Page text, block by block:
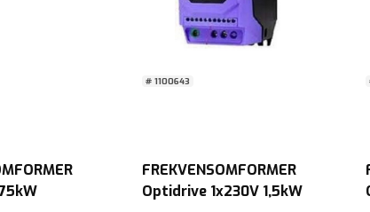
# 1100643
FREKVENSOMFORMER
Optidrive 1x230V 1,5kW